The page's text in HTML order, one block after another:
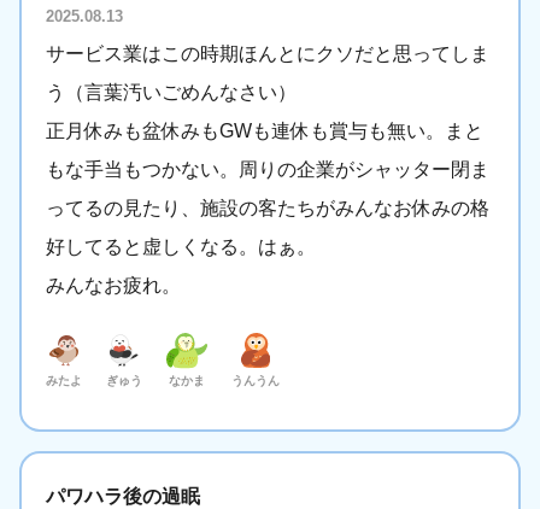
2025.08.13
サービス業はこの時期ほんとにクソだと思ってしま
う（言葉汚いごめんなさい）
正月休みも盆休みもGWも連休も賞与も無い。まと
もな手当もつかない。周りの企業がシャッター閉ま
ってるの見たり、施設の客たちがみんなお休みの格
好してると虚しくなる。はぁ。
みんなお疲れ。
みたよ ぎゅう なかま うんうん
パワハラ後の過眠